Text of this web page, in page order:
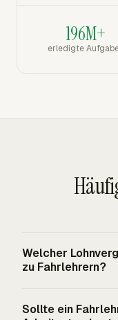
196M+
erledigte
Welcher
zu Fahrlehrern?
Berufsbezeichnung
Sollte ein